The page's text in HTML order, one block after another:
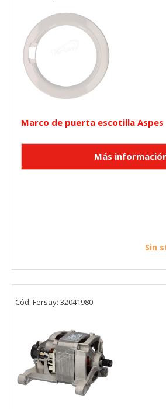
Marco de puerta escotilla Aspes
Sin
Cód. Fersay: 32041980
CONFIGURACIÓN DE
HABILITAR TODO
Estas cookies son necesarias para
funcione y no se pueden desactivar
Puede configurar su navegador
sobre estas cookies, pero alguna
información de identificación
Cookies Utilizadas:
COOKIELEGALFERSAY, VSF904,
wp-settings-time-1, _evCo, _evCoLT
Cookies de rendimiento
Estas cookies nos permiten contar
tráfico para poder evaluar el
mejorarlo. Nos ayudan a saber qué
menos visitadas, y cómo los
Toda la información que recogen